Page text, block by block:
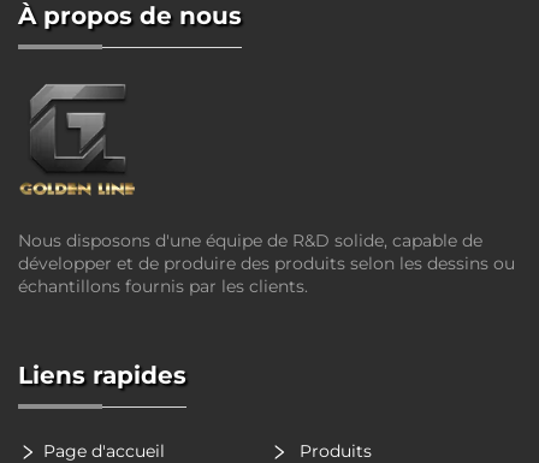
À propos de nous
Nous disposons d'une équipe de R&D solide, capable de
développer et de produire des produits selon les dessins ou
échantillons fournis par les clients.
Liens rapides
Page d'accueil Produits